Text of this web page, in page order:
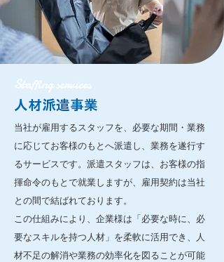
Staffing services
人材派遣事業
当社が雇用するスタッフを、必要な期間・業務
に応じてお客様のもとへ派遣し、業務を遂行す
るサービスです。派遣スタッフは、お客様の指
揮命令のもとで就業しますが、雇用契約は当社
との間で結ばれております。
この仕組みにより、企業様は「必要な時に、必
要なスキルを持つ人材」を柔軟に活用でき、人
材不足の解消や業務の効率化を図ることが可能